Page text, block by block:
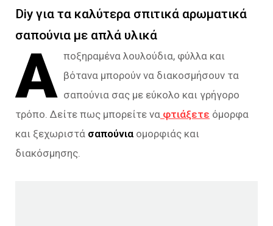
Diy για τα καλύτερα σπιτικά αρωματικά
σαπούνια με απλά υλικά
Α ποξηραμένα λουλούδια, φύλλα και
βότανα μπορούν να διακοσμήσουν τα
σαπούνια σας με εύκολο και γρήγορο
τρόπο. Δείτε πως μπορείτε να φτιάξετε όμορφα
και ξεχωριστά σαπούνια ομορφιάς και
διακόσμησης.